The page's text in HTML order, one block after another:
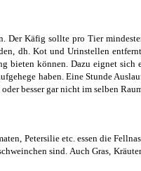
Käfig sollte pro Tier
dh. Kot und Urinstellen
können. Dazu eignet
haben. Eine Stunde
besser gar nicht im selben
Petersilie etc. essen die
sind. Auch Gras,